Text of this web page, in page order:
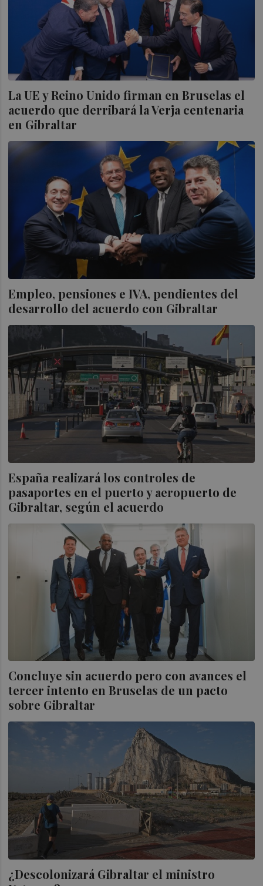
La UE y Reino Unido firman en Bruselas el
acuerdo que derribará la Verja centenaria
en Gibraltar
Empleo, pensiones e IVA, pendientes del
desarrollo del acuerdo con Gibraltar
España realizará los controles de
pasaportes en el puerto y aeropuerto de
Gibraltar, según el acuerdo
Concluye sin acuerdo pero con avances el
tercer intento en Bruselas de un pacto
sobre Gibraltar
¿Descolonizará Gibraltar el ministro